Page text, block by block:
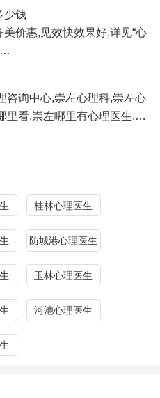
、职场压力、职业规划、情
育、性心理障碍、以及心理
的心理咨询服务。
提前预约,详见"心理医生预约/
少钱
价惠,见效快效果好,详见“心
咨询中心,崇左心理科,崇左心
里看,崇左哪里有心理医生,崇
桂林心理医生
防城港心理医生
玉林心理医生
河池心理医生